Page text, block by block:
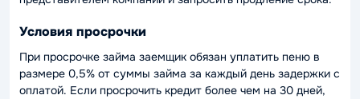
Условия просрочки
При просрочке займа заемщик обязан уплатить пеню в
размере 0,5% от суммы займа за каждый день задержки с
оплатой. Если просрочить кредит более чем на 30 дней,